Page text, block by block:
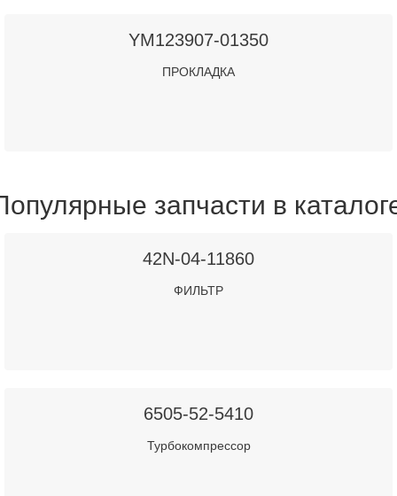
YM123907-01350
ПРОКЛАДКА
запчасти в
42N-04-11860
ФИЛЬТР
6505-52-5410
Турбокомпрессор